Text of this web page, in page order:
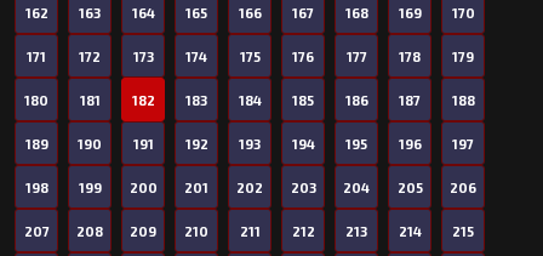
162 163 164 165 166 167 168 169 170
171 172 173 174 175 176 177 178 179
180 181 182 183 184 185 186 187 188
189 190 191 192 193 194 195 196 197
198 199 200 201 202 203 204 205 206
207 208 209 210 211 212 213 214 215